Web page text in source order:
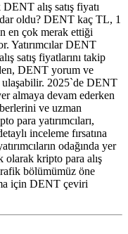
alış satış fiyatı
oldu? DENT kaç TL, 1
en çok merak ettiği
Yatırımcılar DENT
satış fiyatlarını takip
DENT yorum ve
2025`de DENT
almaya devam ederken
ve uzman
para yatırımcıları,
inceleme fırsatına
odağında yer
olarak kripto para alış
bölümümüz öne
için DENT çeviri